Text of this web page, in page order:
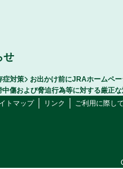
せ
症対策
お出かけ前にJRAホームペ
傷および脅迫行為等に対する厳正
トマップ リンク ご利用に際し